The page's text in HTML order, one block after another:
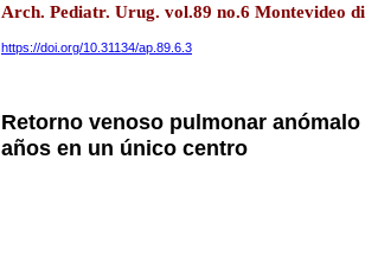
Arch. Pediatr. Urug. vol.89 no.6 Montevideo
https://doi.org/10.31134/ap.89.6.3
Retorno venoso pulmonar
años en un único centro